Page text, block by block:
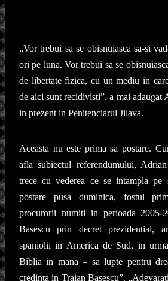
„Vor trebui sa se obisnuiasca sa-si
ori pe luna. Vor trebui sa se
de libertate fizica, cu un mediu in
de aici sunt recidivisti”, a mai adaugat
in prezent in Penitenciarul Jilava.
Aceasta nu este prima sa postare.
afla subiectul referendumului,
trece cu vederea ce se intampla pe
postare pusa duminica, fostul
procurorii numiti in perioada 2005-
Basescuprin decret prezidential,
spaniolii in America de Sud, in
Biblia in mana – sa lupte pentru
credinta in Traian Basescu”.